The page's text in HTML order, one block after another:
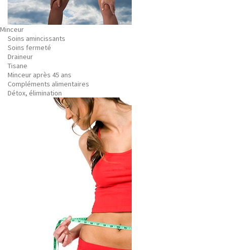
Minceur
Soins amincissants
Soins fermeté
Draineur
Tisane
Minceur après 45 ans
Compléments alimentaires
Détox, élimination